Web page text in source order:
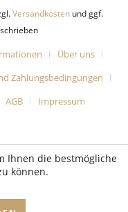
Versandkosten und ggf.
Über uns
Zahlungsbedingungen
AGB Impressum
Ihnen die bestmögliche
können.